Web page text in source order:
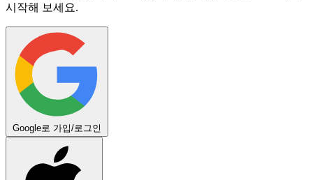
시작해 보세요.
Google로 가입/로그인